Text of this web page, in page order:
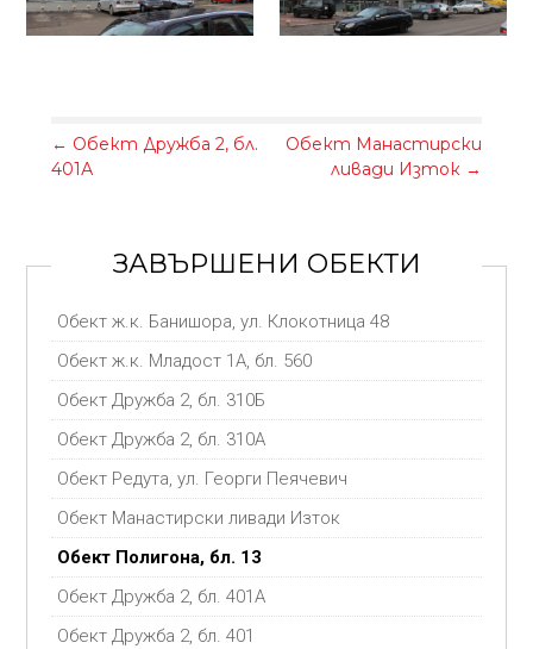
← Обект Дружба 2, бл.
401А
Обект Манастирски
ливади Изток →
ЗАВЪРШЕНИ ОБЕКТИ
Обект ж.к. Банишора, ул. Клокотница 48
Обект ж.к. Младост 1А, бл. 560
Обект Дружба 2, бл. 310Б
Обект Дружба 2, бл. 310А
Обект Редута, ул. Георги Пеячевич
Обект Манастирски ливади Изток
Обект Полигона, бл. 13
Обект Дружба 2, бл. 401А
Обект Дружба 2, бл. 401